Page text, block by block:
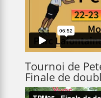
Tournoi de
Finale de